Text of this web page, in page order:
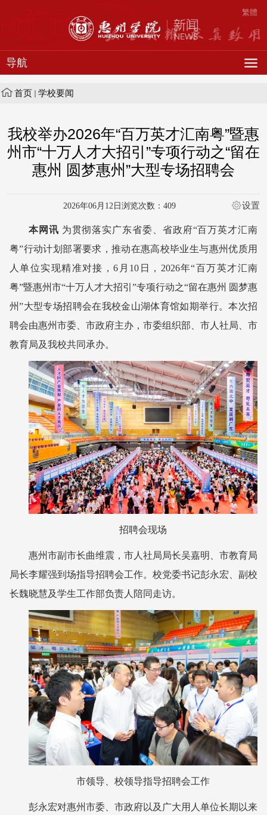
繁體
导航
首页 学校要闻
我校举办2026年“百万英才汇南粤”暨惠
州市“十万人才大招引”专项行动之“留在
惠州 圆梦惠州”大型专场招聘会
2026年06月12日 浏览次数： 409 设置
本网讯 为贯彻落实广东省委、省政府“百万英才汇南
粤”行动计划部署要求，推动在惠高校毕业生与惠州优质用
人单位实现精准对接，6月10日，2026年“百万英才汇南
粤”暨惠州市“十万人才大招引”专项行动之“留在惠州 圆梦惠
州”大型专场招聘会在我校金山湖体育馆如期举行。本次招
聘会由惠州市委、市政府主办，市委组织部、市人社局、市
教育局及我校共同承办。
招聘会现场
惠州市副市长曲维震，市人社局局长吴嘉明、市教育局
局长李耀强到场指导招聘会工作。校党委书记彭永宏、副校
长魏晓慧及学生工作部负责人陪同走访。
市领导、校领导指导招聘会工作
彭永宏对惠州市委、市政府以及广大用人单位长期以来